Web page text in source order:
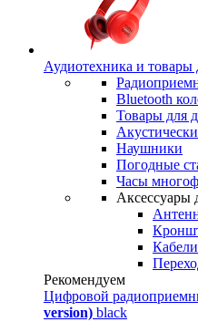
Аудиотехника и товары
Bluetooth
Товары для
Наушники
Погодные
Часы
Аксессуары
Рекомендуем
Цифровой
version) black